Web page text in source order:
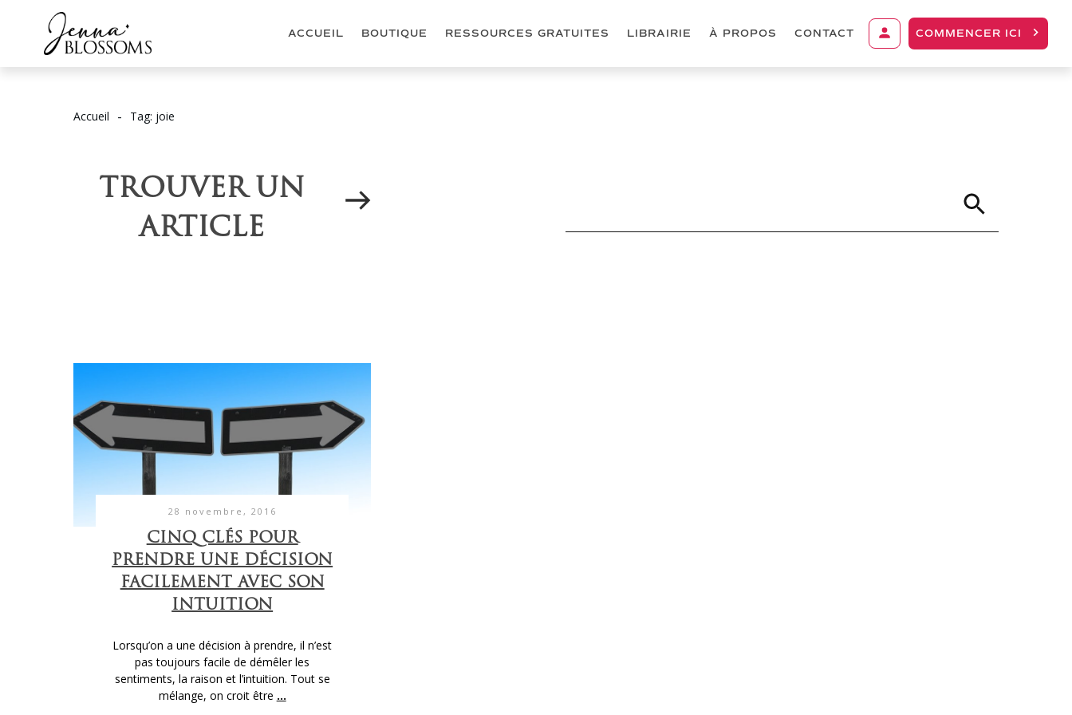
ACCUEIL BOUTIQUE RESSOURCES GRATUITES LIBRAIRIE À PROPOS CONTACT COMMENCER ICI
Accueil - Tag: joie
TROUVER UN
ARTICLE
28 novembre, 2016
CINQ CLÉS POUR
PRENDRE UNE DÉCISION
FACILEMENT AVEC SON
INTUITION
Lorsqu’on a une décision à prendre, il n’est
pas toujours facile de démêler les
sentiments, la raison et l’intuition. Tout se
mélange, on croit être ...